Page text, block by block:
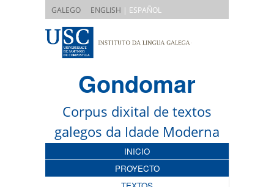
GALEGO ENGLISH | ESPAÑOL
Gondomar
Corpus dixital de textos
galegos da Idade Moderna
INICIO
PROYECTO